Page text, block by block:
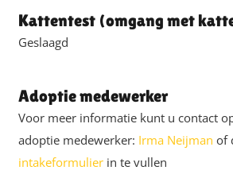
Kattentest (omgang met
Geslaagd
Adoptie medewerker
Voor meer informatie kunt u contact
adoptie medewerker: Irma Neijman of
intakeformulierin te vullen